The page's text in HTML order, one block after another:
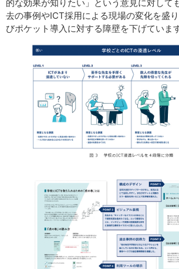
的な効果が知りたい」という意見に対して
去の事例やICT採用による現場の変化を盛
びポケット導入に対する障壁を下げています